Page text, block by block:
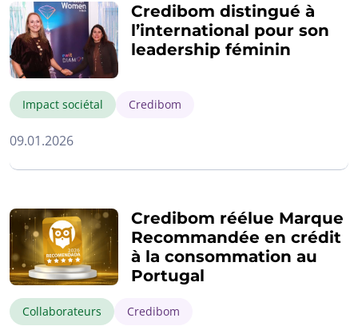
Credibom distingué à
l’international pour son
leadership féminin
Impact sociétal Credibom
09.01.2026
Credibom réélue Marque
Recommandée en crédit
à la consommation au
Portugal
Collaborateurs Credibom